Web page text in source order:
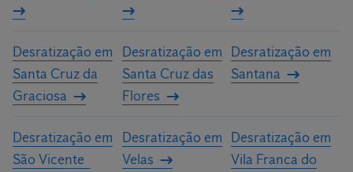
Desratização em
Santa Cruz da
Graciosa
Desratização em
Santa Cruz das
Flores
Desratização em
Santana
Desratização em
São Vicente
Desratização em
Velas
Desratização em
Vila Franca do